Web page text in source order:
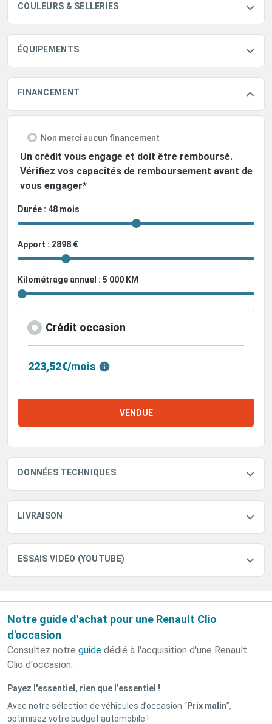
COULEURS & SELLERIES
ÉQUIPEMENTS
FINANCEMENT
Non merci aucun financement
Un crédit vous engage et doit être remboursé.
Vérifiez vos capacités de remboursement avant de
vous engager*
Durée : 48 mois
Apport : 2898 €
Kilométrage annuel : 5 000 KM
Crédit occasion
223,52€/mois
VENDUE
DONNÉES TECHNIQUES
LIVRAISON
ESSAIS VIDÉO (YOUTUBE)
Notre guide d'achat pour une Renault Clio
d'occasion
Consultez notre guide dédié à l'acquisition d'une Renault
Clio d'occasion.
Payez l'essentiel, rien que l’essentiel !
Avec notre sélection de véhicules d’occasion “Prix malin”,
optimisez votre budget automobile !